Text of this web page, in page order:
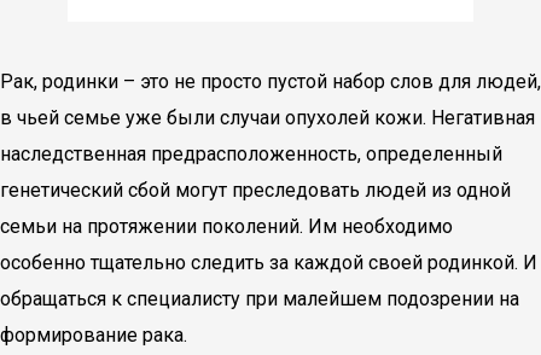
Рак, родинки – это не просто пустой набор слов для людей,
в чьей семье уже были случаи опухолей кожи. Негативная
наследственная предрасположенность, определенный
генетический сбой могут преследовать людей из одной
семьи на протяжении поколений. Им необходимо
особенно тщательно следить за каждой своей родинкой. И
обращаться к специалисту при малейшем подозрении на
формирование рака.